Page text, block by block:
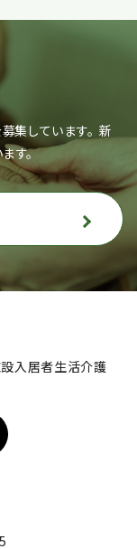
集しています。新
す。
入居者生活介護